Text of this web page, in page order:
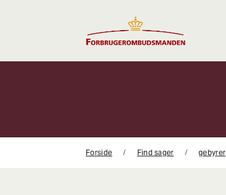
Forside Find sager gebyrer